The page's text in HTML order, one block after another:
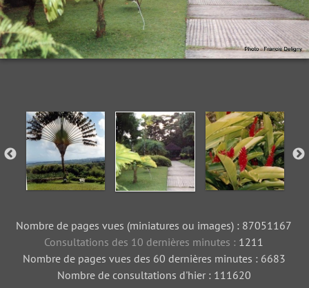
Nombre de pages vues (miniatures ou images) : 87051167
Consultations des 10 dernières minutes : 1211
Nombre de pages vues des 60 dernières minutes : 6683
Nombre de consultations d'hier : 111620